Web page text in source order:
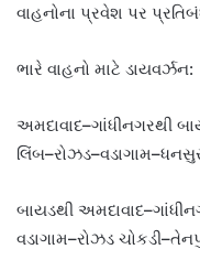
વાહનોના પ્રવેશ પર
ભારે વાહનો માટે ડાયવર્ઝન:
અમદાવાદ–ગાંધીનગરથી
બાયડથી
વડાગામ–રોઝડ